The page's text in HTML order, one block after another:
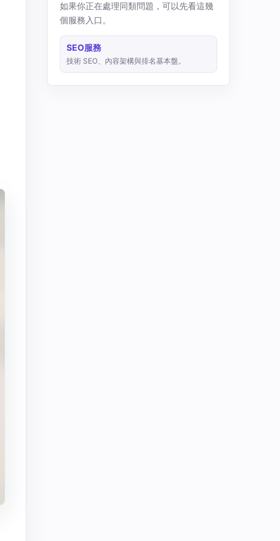
如果你正在處理同類問題，可以先看這幾
個服務入口。
SEO服務
技術 SEO、內容架構與排名基本盤。